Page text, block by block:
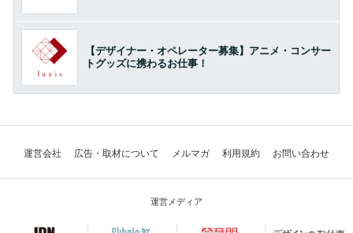
【デザイナー・オペレーター募集】アニメ・コンサー
トグッズに携わるお仕事！
運営会社 広告・取材について メルマガ 利用規約 お問い合わせ
運営メディア